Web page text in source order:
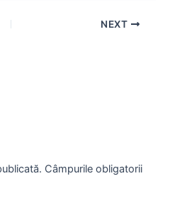
NEXT
Câmpurile obligatorii